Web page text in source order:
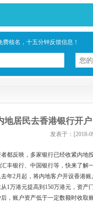
费核名，十五分钟反馈信息！
地居民去香港银行开
发表于：[2018-
都反映，多家银行已经收紧内
丰银行、中国银行等，快来了
年2月起，将内地客户开设香港
1万港元提高到150万港元，资
，账户资产低于一定数额时收